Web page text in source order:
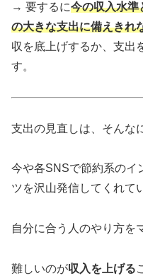
→ 要するに今の収入水準
の大きな支出に備えきれ
収を底上げするか、支出
す。
支出の見直しは、そんな
今や各SNSで節約系のイ
ツを沢山発信してくれて
自分に合う人のやり方を
難しいのが収入を上げる